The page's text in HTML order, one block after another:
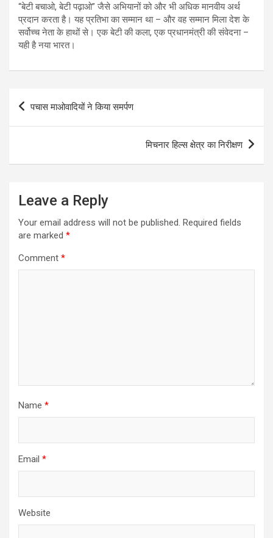
“बेटी बचाओ, बेटी पढ़ाओ” जैसे अभियानों को और भी अधिक मानवीय अर्थ
प्रदान करता है। यह प्रतिभा का सम्मान था – और वह सम्मान मिला देश के
सर्वोच्च नेता के हाथों से। एक बेटी की कला, एक प्रधानमंत्री की संवेदना –
यही है नया भारत।
Post
पचास माओवादियों ने किया समर्पण
मिचनार हिल्स क्षेत्र का निरीक्षण
Leave a Reply
Your email address will not be published. Required fields
are marked *
Comment *
Name *
Email *
Website